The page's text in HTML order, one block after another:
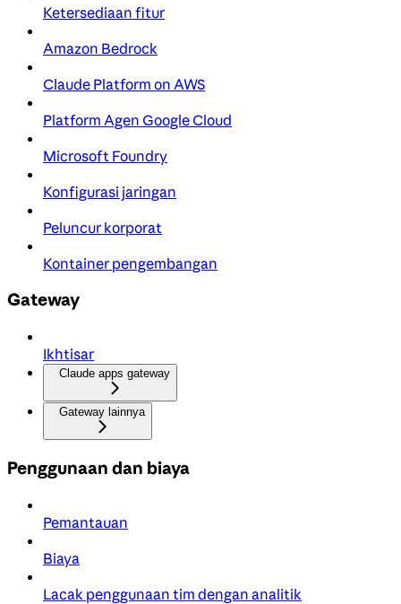
Ketersediaan fitur
Amazon Bedrock
Claude Platform on AWS
Platform Agen Google Cloud
Microsoft Foundry
Konfigurasi jaringan
Peluncur korporat
Kontainer pengembangan
Gateway
Ikhtisar
Claude apps gateway
Gateway lainnya
Penggunaan dan biaya
Pemantauan
Biaya
Lacak penggunaan tim dengan analitik